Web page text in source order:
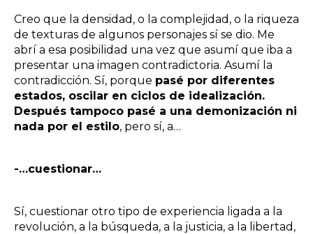
Creo que la densidad, o la complejidad, o la riqueza
de texturas de algunos personajes sí se dio. Me
abrí a esa posibilidad una vez que asumí que iba a
presentar una imagen contradictoria. Asumí la
contradicción. Sí, porque pasé por diferentes
estados, oscilar en ciclos de idealización.
Después tampoco pasé a una demonización ni
nada por el estilo, pero sí, a…
-…cuestionar…
Sí, cuestionar otro tipo de experiencia ligada a la
revolución, a la búsqueda, a la justicia, a la libertad,